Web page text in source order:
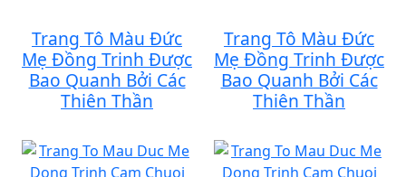
Trang Tô Màu Đức
Mẹ Đồng Trinh Được
Bao Quanh Bởi Các
Thiên Thần
Trang Tô Màu Đức
Mẹ Đồng Trinh Được
Bao Quanh Bởi Các
Thiên Thần